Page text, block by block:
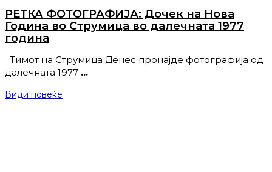
РЕТКА ФОТОГРАФИЈА: Дочек на Нова
Година во Струмица во далечната 1977
година
Тимот на Струмица Денес пронајде фотографија од
далечната 1977 …
Види повеќе